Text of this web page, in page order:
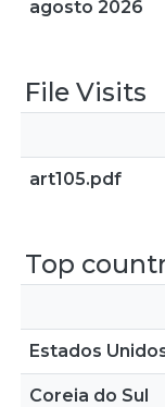
agosto 2026
File Visits
art105.pdf
Top
Estados
Coreia do Sul